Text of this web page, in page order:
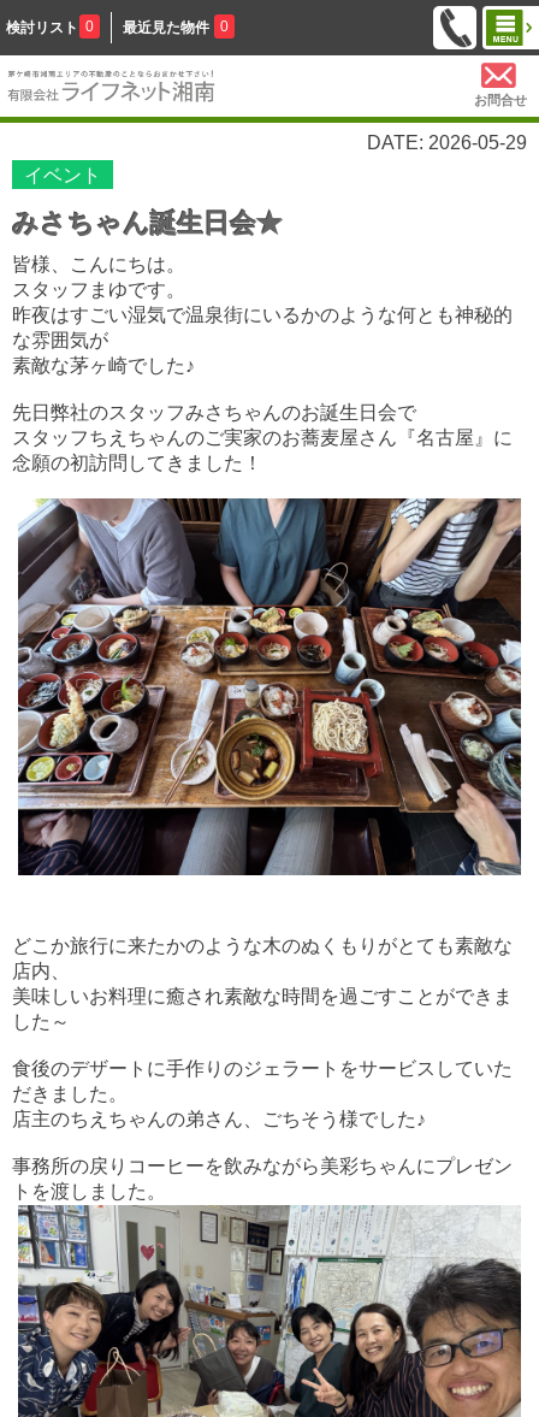
検討リスト 0 最近見た物件 0
お問合せ
DATE: 2026-05-29
イベント
みさちゃん誕生日会★
皆様、こんにちは。
スタッフまゆです。
昨夜はすごい湿気で温泉街にいるかのような何とも神秘的
な雰囲気が
素敵な茅ヶ崎でした♪
先日弊社のスタッフみさちゃんのお誕生日会で
スタッフちえちゃんのご実家のお蕎麦屋さん『名古屋』に
念願の初訪問してきました！
どこか旅行に来たかのような木のぬくもりがとても素敵な
店内、
美味しいお料理に癒され素敵な時間を過ごすことができま
した～
食後のデザートに手作りのジェラートをサービスしていた
だきました。
店主のちえちゃんの弟さん、ごちそう様でした♪
事務所の戻りコーヒーを飲みながら美彩ちゃんにプレゼン
トを渡しました。